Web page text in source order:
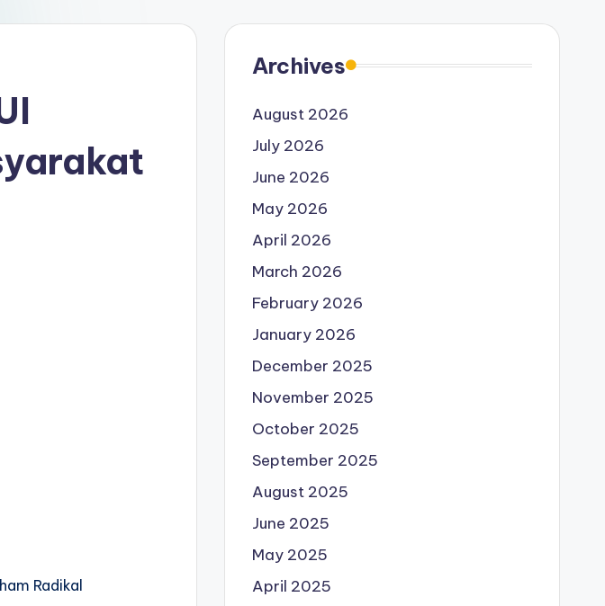
Radikal
Archives
August 2026
July 2026
June 2026
May 2026
April 2026
March 2026
February 2026
January 2026
December 2025
November 2025
October 2025
September 2025
August 2025
June 2025
May 2025
April 2025